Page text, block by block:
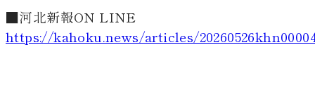
■河北新報ON LINE
https://kahoku.news/articles/